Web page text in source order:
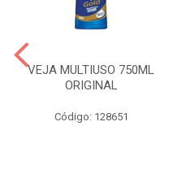
VEJA MULTIUSO 750ML
ORIGINAL
Código: 128651